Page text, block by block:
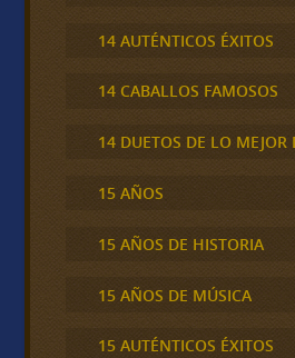
14 AUTÉNTICOS ÉXITOS
14 CABALLOS FAMOSOS
14 DUETOS DE LO
15 AÑOS
15 AÑOS DE HISTORIA
15 AÑOS DE MÚSICA
15 AUTÉNTICOS ÉXITOS